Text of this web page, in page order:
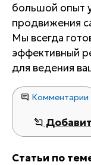
большой опыт
продвижения
Мы всегда
эффективный
для ведения
Комментарии
Статьи по